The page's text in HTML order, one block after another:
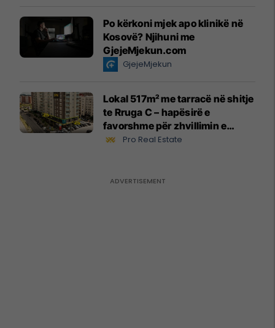
Po kërkoni mjek apo klinikë në
Kosovë? Njihuni me
GjejeMjekun.com
GjejeMjekun
Lokal 517m² me tarracë në shitje
te Rruga C – hapësirë e
favorshme për zhvillimin e
biznesit #15796
Pro Real Estate